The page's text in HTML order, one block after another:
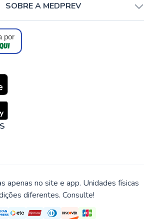
SOBRE A MEDPREV
por
apenas no site e app. Unidades físicas
diferentes. Consulte!